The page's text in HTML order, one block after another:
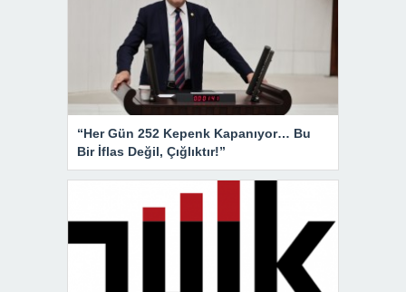
“Her Gün 252 Kepenk Kapanıyor… Bu
Bir İflas Değil, Çığlıktır!”